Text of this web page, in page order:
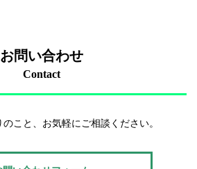
お問い合わせ
Contact
こと、お気軽にご相談ください。